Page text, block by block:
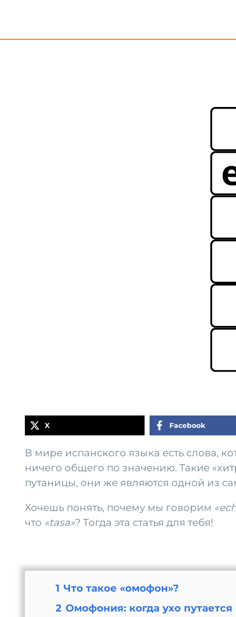
X Facebook
В мире испанского языка есть слова,
ничего общего по значению. Такие
путаницы, они же являются одной из
Хочешь понять, почему мы говорим
что «tasa»? Тогда эта статья для тебя!
1 Что такое «омофон»?
2 Омофония: когда ухо путается